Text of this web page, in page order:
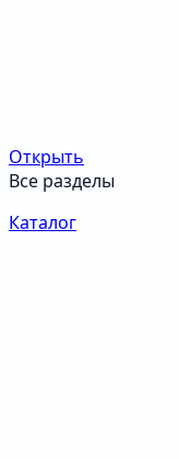
Открыть
Все разделы
Каталог